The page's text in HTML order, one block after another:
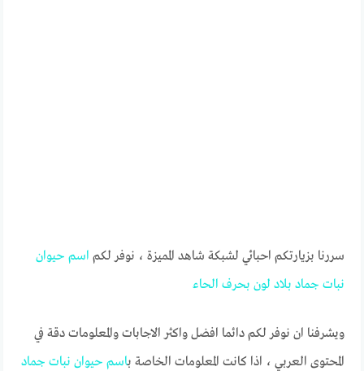
سررنا بزيارتكم احبائي لشبكة شاهد المميزة ، نوفر لكم اسم حيوان
نبات جماد بلاد لون بحرف الحاء
ويشرفنا ان نوفر لكم دائما افضل واكثر الاجابات والمعلومات دقة في
المحتوى العربي ، اذا كانت المعلومات الخاصة باسم حيوان نبات جماد